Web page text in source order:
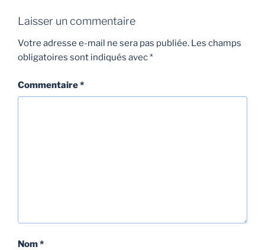
Laisser un commentaire
Votre adresse e-mail ne sera pas publiée. Les champs
obligatoires sont indiqués avec*
Commentaire*
Nom*